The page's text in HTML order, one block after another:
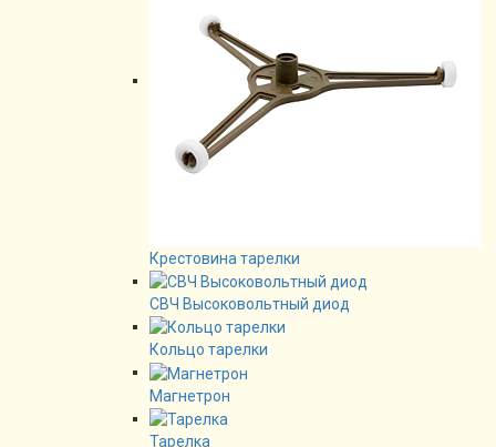
Крестовина тарелки
СВЧ Высоковольтный диод
Кольцо тарелки
Магнетрон
Тарелка